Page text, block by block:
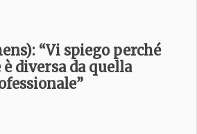
“Vi spiego perché
diversa da quella